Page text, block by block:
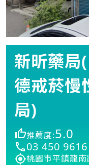
新昕藥局
德戒菸慢
局)
推薦度:5.0
03 450 9616
桃園市平鎮龍